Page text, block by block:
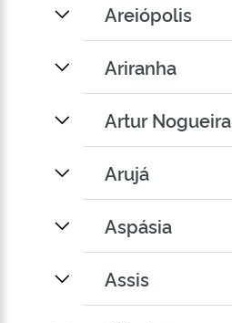
Areiópolis
Ariranha
Artur Nogueira
Arujá
Aspásia
Assis